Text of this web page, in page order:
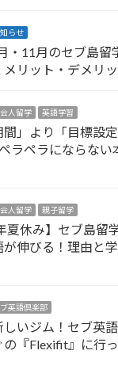
らせ
・11月のセブ島留
リット・デメリ
人留学 英語学習
」より「目標設定
ラペラにならない
人留学 親子留学
夏休み】セブ島留
が伸びる！理由と
英語倶楽部
いジム！セブ英
『Flexifit』に行